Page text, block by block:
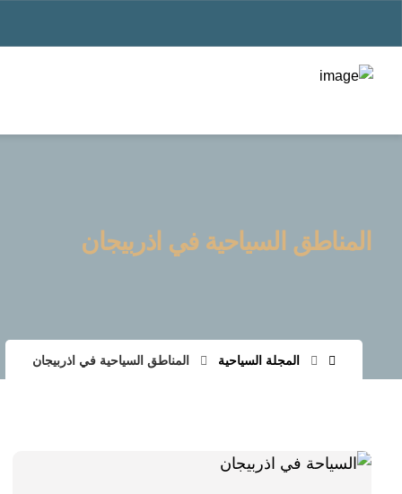
المناطق السياحية في اذربيجان
المجلة السياحية المناطق السياحية في اذربيجان